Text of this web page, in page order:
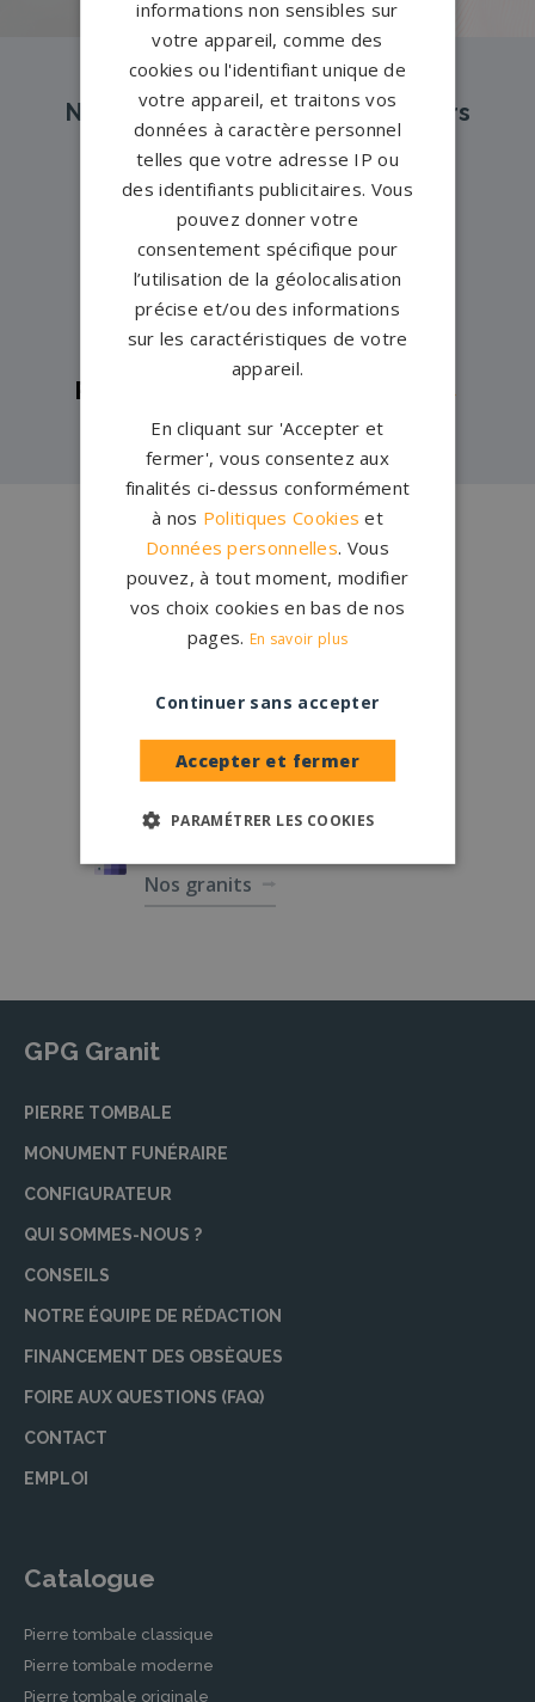
Nos pompes funèbres et marbriers
partenaires à proximité
Pompes funèbres -
Pompes funèbres - Gap→
Pompes funèbres -Laragne
Monteglin→
Montmaur→
Conceptionfrançaise
Qui sommes-nous ?
Configurateur
Nos partenaires
Large choix degranits et de
Nos granits
GPG Granit
PIERRE TOMBALE
MONUMENT FUNÉRAIRE
CONFIGURATEUR
QUI SOMMES-NOUS ?
CONSEILS
NOTRE ÉQUIPE DE RÉDACTION
FINANCEMENT DES OBSÈQUES
FOIRE AUX QUESTIONS (FAQ)
CONTACT
EMPLOI
Catalogue
Pierre tombale classique
Pierre tombale moderne
Pierre tombale originale
informations non sensibles sur
votre appareil, comme des
cookies ou l'identifiant unique de
votre appareil, et traitons vos
données à caractère personnel
telles que votre adresse IP ou
des identifiants publicitaires. Vous
pouvez donner votre
consentement spécifique pour
l’utilisation de la géolocalisation
précise et/ou des informations
sur les caractéristiques de votre
appareil.
En cliquant sur 'Accepter et
fermer', vous consentez aux
finalités ci-dessus conformément
à nos Politiques Cookies et
Données personnelles. Vous
pouvez, à tout moment, modifier
vos choix cookies en bas de nos
pages. En savoir plus
Accepter et fermer
Continuer sans accepter
PARAMÉTRER LES COOKIES